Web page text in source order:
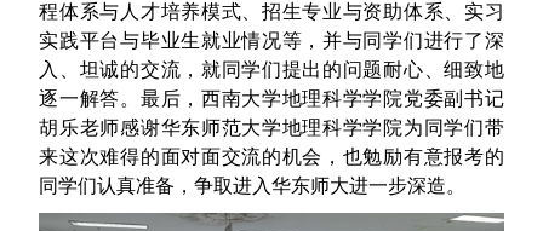
程体系与人才培养模式、招生专业与资助体系、实习
实践平台与毕业生就业情况等，并与同学们进行了深
入、坦诚的交流，就同学们提出的问题耐心、细致地
逐一解答。最后，西南大学地理科学学院党委副书记
胡乐老师感谢华东师范大学地理科学学院为同学们带
来这次难得的面对面交流的机会，也勉励有意报考的
同学们认真准备，争取进入华东师大进一步深造。